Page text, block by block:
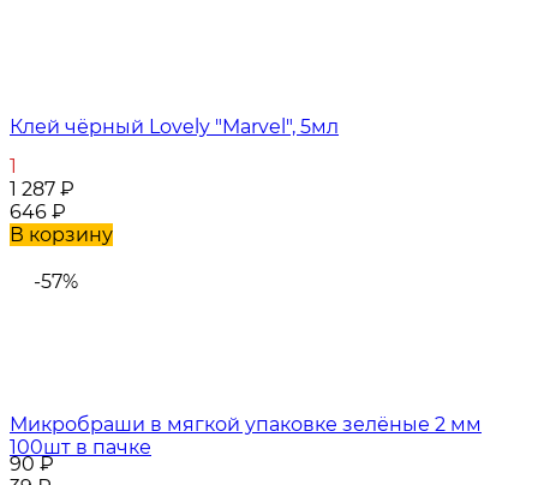
Клей чёрный Lovely "Marvel", 5мл
1
1 287 ₽
646 ₽
В корзину
-57%
Микробраши в мягкой упаковке зелёные 2 мм
100шт в пачке
90₽